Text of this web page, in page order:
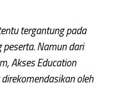
tergantung pada
Namun dari
Akses Education
oleh